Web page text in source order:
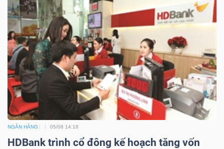
NGÂN HÀNG 05/08 14:18
HDBank trình cổ đông kế hoạch tăng vốn